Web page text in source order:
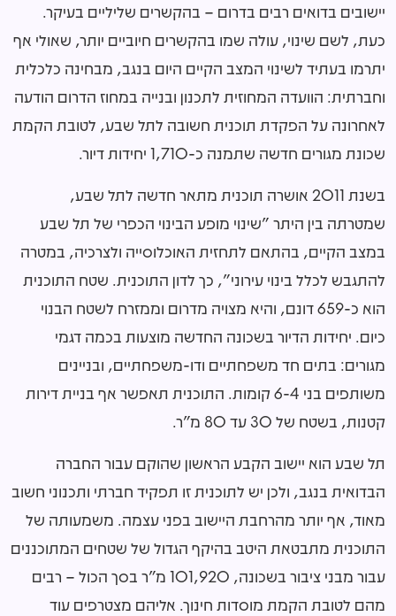
יישובים בדואים רבים בדרום – בהקשרים שליליים בעיקר.
כעת, לשם שינוי, עולה שמו בהקשרים חיוביים יותר, שאולי אף
יתרמו בעתיד לשינוי המצב הקיים היום בנגב, מבחינה כלכלית
וחברתית: הוועדה המחוזית לתכנון ובנייה במחוז הדרום הודעה
לאחרונה על הפקדת תוכנית חשובה לתל שבע, לטובת הקמת
שכונת מגורים חדשה שתמנה כ-1,710 יחידות דיור.
בשנת 2011 אושרה תוכנית מתאר חדשה לתל שבע,
שמטרתה בין היתר "שינוי מופע הבינוי הכפרי של תל שבע
במצב הקיים, בהתאם לתחזית האוכלוסייה ולצרכיה, במטרה
להתגבש לכלל בינוי עירוני", כך לדון התוכנית. שטח התוכנית
הוא כ-659 דונם, והיא מצויה מדרום וממזרח לשטח הבנוי
כיום. יחידות הדיור בשכונה החדשה מוצעות בכמה דגמי
מגורים: בתים חד משפחתיים ודו-משפחתיים, ובניינים
משותפים בני 6-4 קומות. התוכנית תאפשר אף בניית דירות
קטנות, בשטח של 30 עד 80 מ"ר.
תל שבע הוא יישוב הקבע הראשון שהוקם עבור החברה
הבדואית בנגב, ולכן יש לתוכנית זו תפקיד חברתי ותכנוני חשוב
מאוד, אף יותר מהרחבת היישוב בפני עצמה. משמעותה של
התוכנית מתבטאת היטב בהיקף הגדול של שטחים המתוכננים
עבור מבני ציבור בשכונה, 101,920 מ"ר בסך הכול – רבים
מהם לטובת הקמת מוסדות חינוך. אליהם מצטרפים עוד